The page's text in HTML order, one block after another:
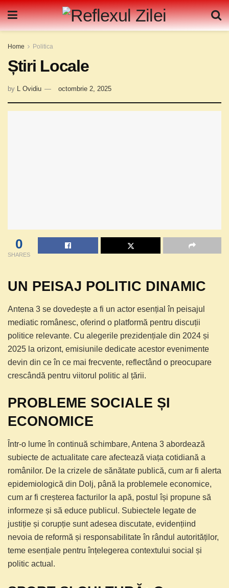
Home Politica
Știri Locale
by L Ovidiu octombrie 2, 2025
0
SHARES
UN PEISAJ POLITIC DINAMIC
Antena 3 se dovedește a fi un actor esențial în peisajul
mediatic românesc, oferind o platformă pentru discuții
politice relevante. Cu alegerile prezidențiale din 2024 și
2025 la orizont, emisiunile dedicate acestor evenimente
devin din ce în ce mai frecvente, reflectând o preocupare
crescândă pentru viitorul politic al țării.
PROBLEME SOCIALE ȘI
ECONOMICE
Într-o lume în continuă schimbare, Antena 3 abordează
subiecte de actualitate care afectează viața cotidiană a
românilor. De la crizele de sănătate publică, cum ar fi alerta
epidemiologică din Dolj, până la problemele economice,
cum ar fi creșterea facturilor la apă, postul își propune să
informeze și să educe publicul. Subiectele legate de
justiție și corupție sunt adesea discutate, evidențiind
nevoia de reformă și responsabilitate în rândul autorităților,
teme esențiale pentru înțelegerea contextului social și
politic actual.